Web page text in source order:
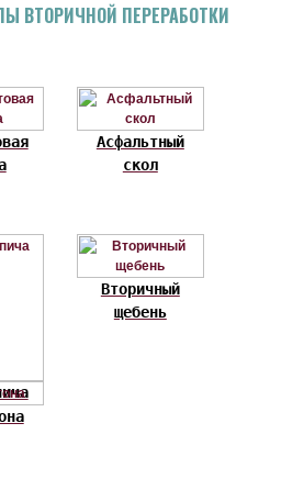
ВТОРИЧНОЙ ПЕРЕРАБОТКИ
Асфальтный
скол
Вторичный
щебень